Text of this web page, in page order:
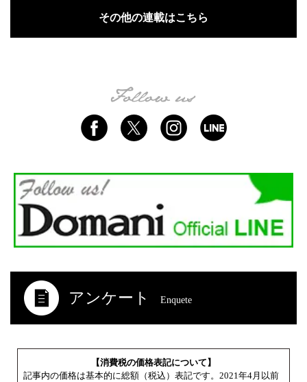
その他の連載はこちら
アンケート Enquete
【消費税の価格表記について】
記事内の価格は基本的に総額（税込）表記です。2021年4月以前